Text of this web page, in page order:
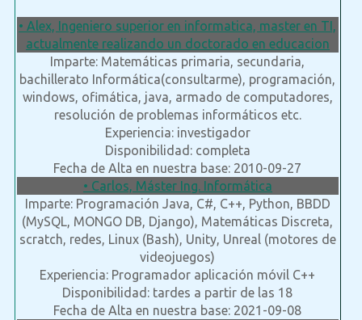
• Alex, Ingeniero superior en informatica, master en TI,
actualmente realizando un doctorado en educacion
Imparte: Matemáticas primaria, secundaria,
bachillerato Informática(consultarme), programación,
windows, ofimática, java, armado de computadores,
resolución de problemas informáticos etc.
Experiencia: investigador
Disponibilidad: completa
Fecha de Alta en nuestra base: 2010-09-27
• Carlos, Máster Ing. Informática
Imparte: Programación Java, C#, C++, Python, BBDD
(MySQL, MONGO DB, Django), Matemáticas Discreta,
scratch, redes, Linux (Bash), Unity, Unreal (motores de
videojuegos)
Experiencia: Programador aplicación móvil C++
Disponibilidad: tardes a partir de las 18
Fecha de Alta en nuestra base: 2021-09-08